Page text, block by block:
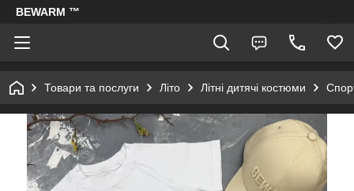
BEWARM ™
Товари та послуги Літо Літні дитячі костюми